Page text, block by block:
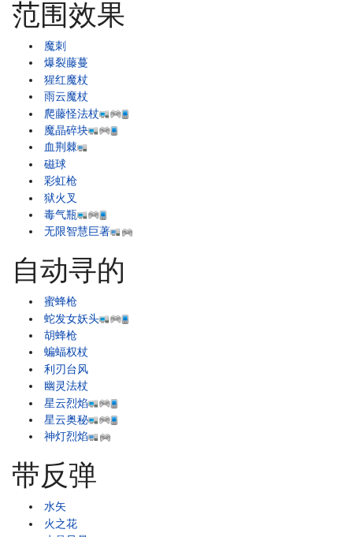
范围效果
魔刺
爆裂藤蔓
猩红魔杖
雨云魔杖
爬藤怪法杖
魔晶碎块
血荆棘
磁球
彩虹枪
狱火叉
毒气瓶
无限智慧巨著
自动寻的
蜜蜂枪
蛇发女妖头
胡蜂枪
蝙蝠权杖
利刃台风
幽灵法杖
星云烈焰
星云奥秘
神灯烈焰
带反弹
水矢
火之花